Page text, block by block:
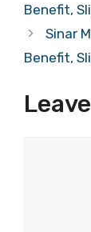
Benefit,
Sinar
Benefit,